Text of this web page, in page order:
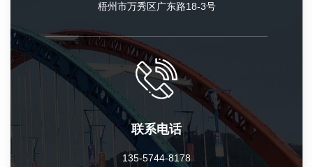
梧州市万秀区广东路18-3号
联系电话
135-5744-8178